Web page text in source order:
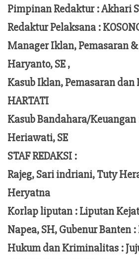
Pimpinan Redaktur :Akhari
Redaktur Pelaksana :
Manager Iklan, Pemasaran
Haryanto, SE ,
Kasub Iklan, Pemasaran dan
HARTATI
Kasub Bandahara/Keuangan
Heriawati, SE
STAF REDAKSI :
Rajeg, Sari indriani, Tuty
Heryatna
Korlap liputan :Liputan
Napea, SH,Gubenur Banten
Hukum dan Kriminalitas :